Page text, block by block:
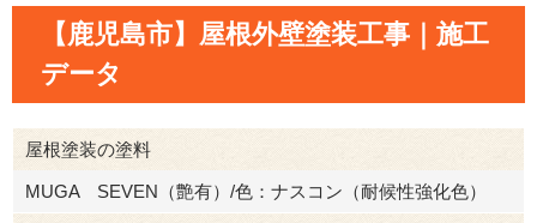
【鹿児島市】屋根外壁塗装工事｜施工
データ
屋根塗装の塗料
MUGA SEVEN（艶有）/色：ナスコン（耐候性強化色）